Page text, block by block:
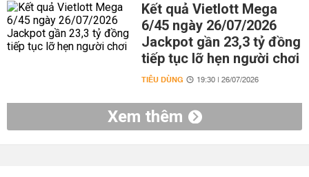
Kết quả Vietlott Mega
6/45 ngày 26/07/2026
Jackpot gần 23,3 tỷ đồng
tiếp tục lỡ hẹn người chơi
TIÊU DÙNG 19:30 | 26/07/2026
Xem thêm